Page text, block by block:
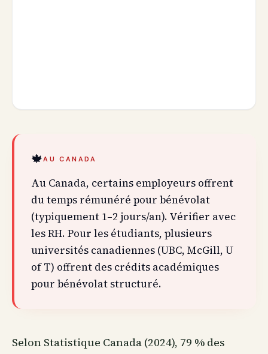
🍁AU CANADA
Au Canada, certains employeurs offrent
du temps rémunéré pour bénévolat
(typiquement 1–2 jours/an). Vérifier avec
les RH. Pour les étudiants, plusieurs
universités canadiennes (UBC, McGill, U
of T) offrent des crédits académiques
pour bénévolat structuré.
Selon Statistique Canada (2024), 79 % des